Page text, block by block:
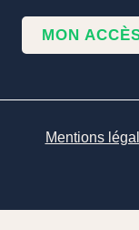
MON
Mentions